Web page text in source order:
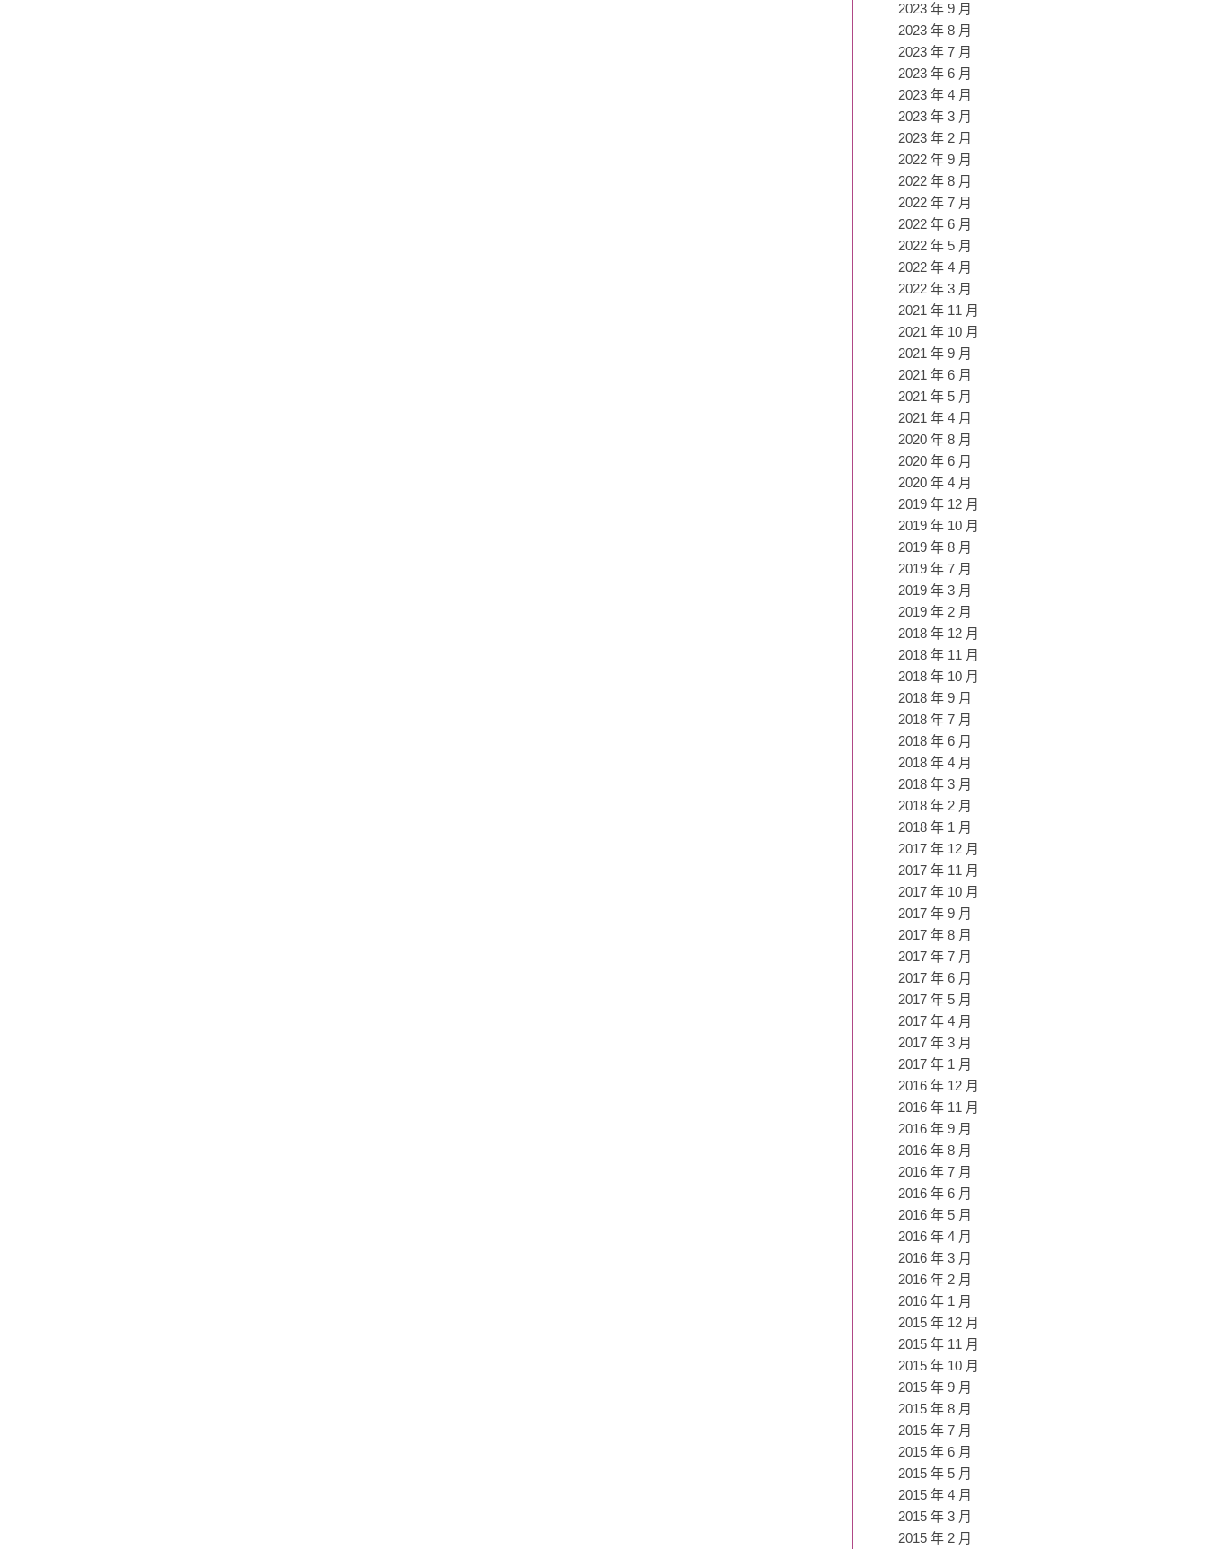
2023 年 9 月
2023 年 8 月
2023 年 7 月
2023 年 6 月
2023 年 4 月
2023 年 3 月
2023 年 2 月
2022 年 9 月
2022 年 8 月
2022 年 7 月
2022 年 6 月
2022 年 5 月
2022 年 4 月
2022 年 3 月
2021 年 11 月
2021 年 10 月
2021 年 9 月
2021 年 6 月
2021 年 5 月
2021 年 4 月
2020 年 8 月
2020 年 6 月
2020 年 4 月
2019 年 12 月
2019 年 10 月
2019 年 8 月
2019 年 7 月
2019 年 3 月
2019 年 2 月
2018 年 12 月
2018 年 11 月
2018 年 10 月
2018 年 9 月
2018 年 7 月
2018 年 6 月
2018 年 4 月
2018 年 3 月
2018 年 2 月
2018 年 1 月
2017 年 12 月
2017 年 11 月
2017 年 10 月
2017 年 9 月
2017 年 8 月
2017 年 7 月
2017 年 6 月
2017 年 5 月
2017 年 4 月
2017 年 3 月
2017 年 1 月
2016 年 12 月
2016 年 11 月
2016 年 9 月
2016 年 8 月
2016 年 7 月
2016 年 6 月
2016 年 5 月
2016 年 4 月
2016 年 3 月
2016 年 2 月
2016 年 1 月
2015 年 12 月
2015 年 11 月
2015 年 10 月
2015 年 9 月
2015 年 8 月
2015 年 7 月
2015 年 6 月
2015 年 5 月
2015 年 4 月
2015 年 3 月
2015 年 2 月